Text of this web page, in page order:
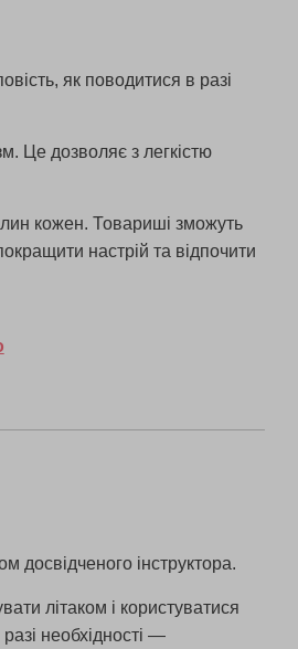
як поводитися в разі
Це дозволяє з легкістю
кожен. Товариші зможуть
настрій та відпочити
досвідченого інструктора.
літаком і користуватися
необхідності —